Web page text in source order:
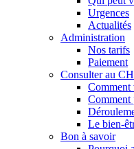
Urgences
Actualités
Administration
Nos tarifs
Paiement
Consulter au
Comment
Comment
Le bien-
Bon à savoir